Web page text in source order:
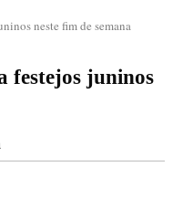
neste fim de semana
festejos juninos